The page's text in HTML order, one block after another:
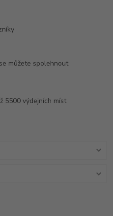
můžete spolehnout
5500 výdejních míst